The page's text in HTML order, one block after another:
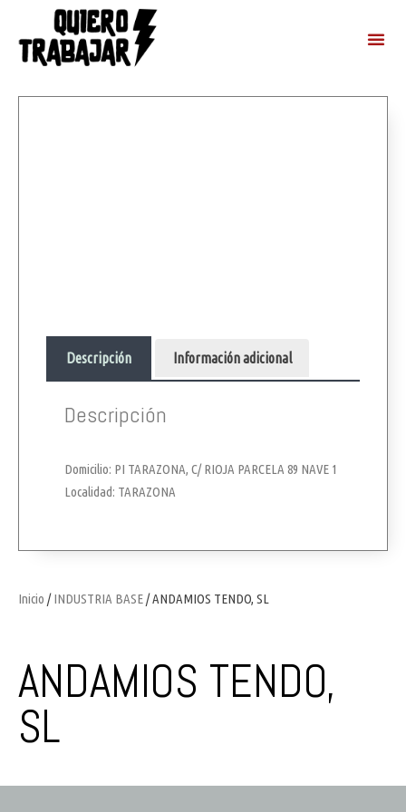
Inicio /INDUSTRIA BASE/ ANDAMIOS TENDO, SL
ANDAMIOS TENDO,
SL
Descripción Información adicional
Descripción
Domicilio: PI TARAZONA, C/ RIOJA PARCELA 89 NAVE 1
Localidad: TARAZONA